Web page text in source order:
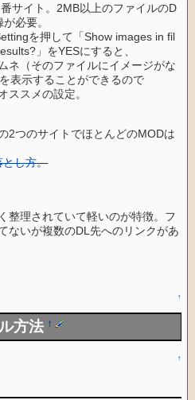
サイト。2MB以上のファイルのD
必要。
を押して「Show images in fil
」をYESにすると、
ネ（そのファイルにイメージがな
表示することができるので
ススメの設定。
2つのサイトでほとんどのMODは
とし方。
整理されていて軽いのが特徴。フ
ないが複数のDL先へのリンクがあ
↑
方法†
↑